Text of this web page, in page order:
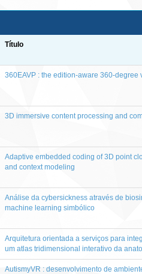
Título
360EAVP : the edition-aware 360-degree
3D immersive content processing and
Adaptive embedded coding of 3D point
and context modeling
Análise da cybersickness através de
machine learning simbólico
Arquitetura orientada a serviços para
um atlas tridimensional interativo da
AutismyVR : desenvolvimento de